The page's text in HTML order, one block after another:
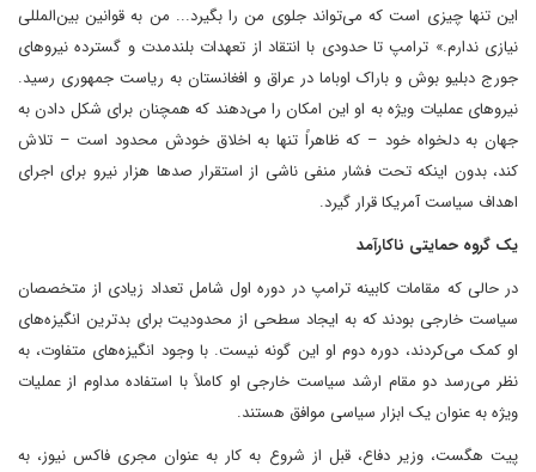
این تنها چیزی است که می‌تواند جلوی من را بگیرد... من به قوانین بین‌المللی
نیازی ندارم.» ترامپ تا حدودی با انتقاد از تعهدات بلندمدت و گسترده نیروهای
جورج دبلیو بوش و باراک اوباما در عراق و افغانستان به ریاست جمهوری رسید.
نیروهای عملیات ویژه به او این امکان را می‌دهند که همچنان برای شکل دادن به
جهان به دلخواه خود – که ظاهراً تنها به اخلاق خودش محدود است – تلاش
کند، بدون اینکه تحت فشار منفی ناشی از استقرار صدها هزار نیرو برای اجرای
اهداف سیاست آمریکا قرار گیرد.
یک گروه حمایتی ناکارآمد
در حالی که مقامات کابینه ترامپ در دوره اول شامل تعداد زیادی از متخصصان
سیاست خارجی بودند که به ایجاد سطحی از محدودیت برای بدترین انگیزه‌های
او کمک می‌کردند، دوره دوم او این گونه نیست. با وجود انگیزه‌های متفاوت، به
نظر می‌رسد دو مقام ارشد سیاست خارجی او کاملاً با استفاده مداوم از عملیات
ویژه به عنوان یک ابزار سیاسی موافق هستند.
پیت هگست، وزیر دفاع، قبل از شروع به کار به عنوان مجری فاکس نیوز، به